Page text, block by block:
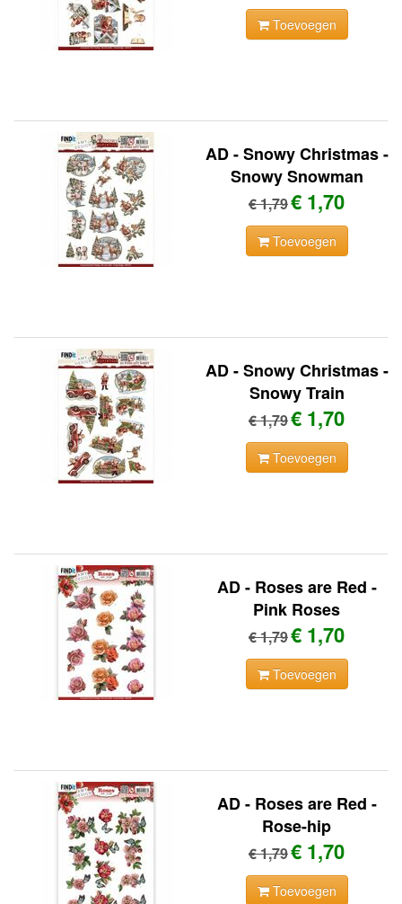
Toevoegen
AD - Snowy Christmas -
Snowy Snowman
€ 1,79€ 1,70
Toevoegen
AD - Snowy Christmas -
Snowy Train
€ 1,79€ 1,70
Toevoegen
AD - Roses are Red -
Pink Roses
€ 1,79€ 1,70
Toevoegen
AD - Roses are Red -
Rose-hip
€ 1,79€ 1,70
Toevoegen